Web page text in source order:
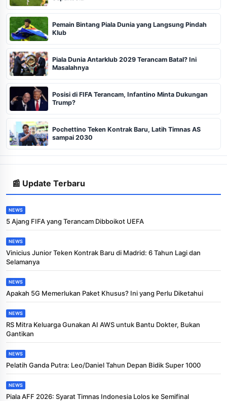
Pemain Bintang Piala Dunia yang Langsung Pindah
Klub
Piala Dunia Antarklub 2029 Terancam Batal? Ini
Masalahnya
Posisi di FIFA Terancam, Infantino Minta Dukungan
Trump?
Pochettino Teken Kontrak Baru, Latih Timnas AS
sampai 2030
📰 Update Terbaru
NEWS
5 Ajang FIFA yang Terancam Dibboikot UEFA
NEWS
Vinicius Junior Teken Kontrak Baru di Madrid: 6 Tahun Lagi dan
Selamanya
NEWS
Apakah 5G Memerlukan Paket Khusus? Ini yang Perlu Diketahui
NEWS
RS Mitra Keluarga Gunakan AI AWS untuk Bantu Dokter, Bukan
Gantikan
NEWS
Pelatih Ganda Putra: Leo/Daniel Tahun Depan Bidik Super 1000
NEWS
Piala AFF 2026: Syarat Timnas Indonesia Lolos ke Semifinal